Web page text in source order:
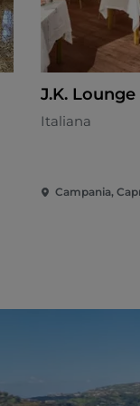
J.K.
Italiana
Campania,